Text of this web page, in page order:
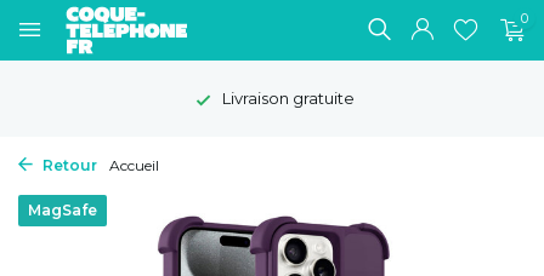
0
Livraison gratuite
Retour Accueil
MagSafe